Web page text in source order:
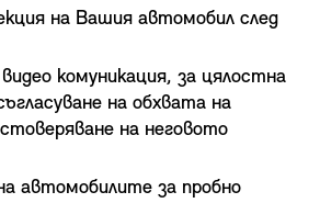
на Вашия автомобил след
комуникация, за цялостна
на обхвата на
на неговото
автомобилите за пробно